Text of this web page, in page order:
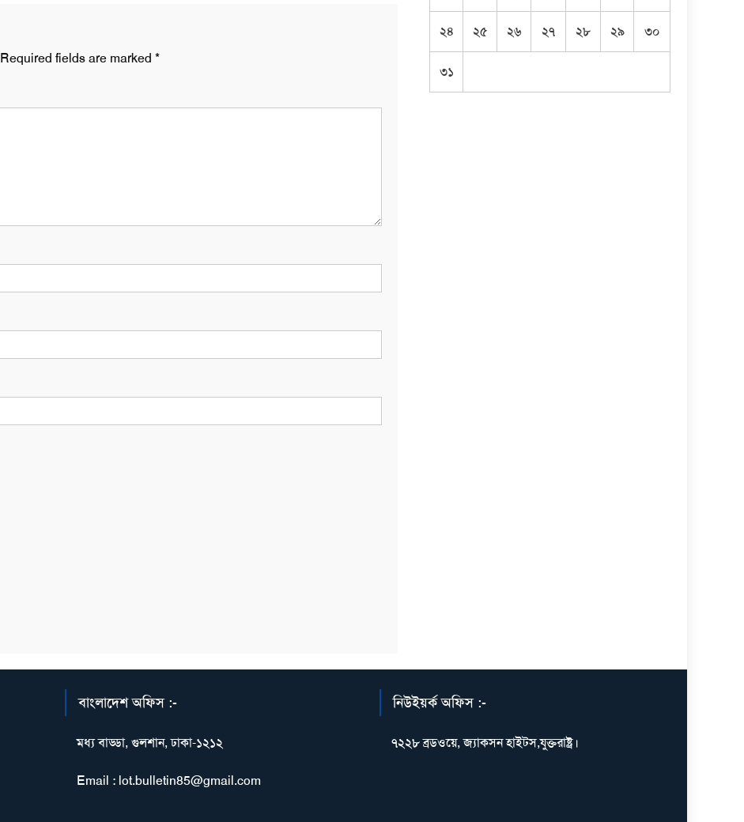
Required fields are marked *
২৪ ২৫ ২৬ ২৭ ২৮ ২৯ ৩০
৩১
বাংলাদেশ অফিস :-
মধ্য বাড্ডা, গুলশান, ঢাকা-১২১২
Email : lot.bulletin85@gmail.com
নিউইয়র্ক অফিস :-
৭২২৮ ব্রডওয়ে, জ্যাকসন হাইটস,যুক্তরাষ্ট্র।